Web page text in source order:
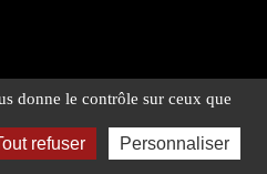
donne le contrôle sur ceux que
refuser Personnaliser